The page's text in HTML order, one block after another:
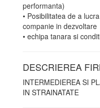
performanta)
• Posibilitatea de a
companie in dezvoltare
• echipa tanara si
DESCRIEREA
INTERMEDIEREA SI
IN STRAINATATE